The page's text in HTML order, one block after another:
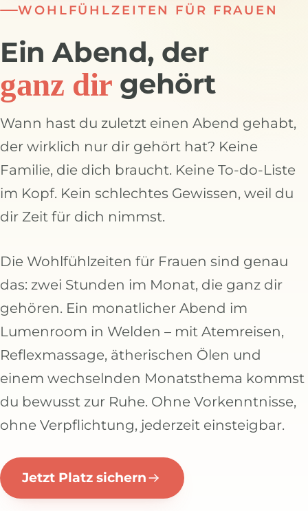
WOHLFÜHLZEITEN FÜR FRAUEN
Ein Abend, der
ganz dir gehört
Wann hast du zuletzt einen Abend gehabt,
der wirklich nur dir gehört hat? Keine
Familie, die dich braucht. Keine To-do-Liste
im Kopf. Kein schlechtes Gewissen, weil du
dir Zeit für dich nimmst.
Die Wohlfühlzeiten für Frauen sind genau
das: zwei Stunden im Monat, die ganz dir
gehören. Ein monatlicher Abend im
Lumenroom in Welden – mit Atemreisen,
Reflexmassage, ätherischen Ölen und
einem wechselnden Monatsthema kommst
du bewusst zur Ruhe. Ohne Vorkenntnisse,
ohne Verpflichtung, jederzeit einsteigbar.
Jetzt Platz sichern